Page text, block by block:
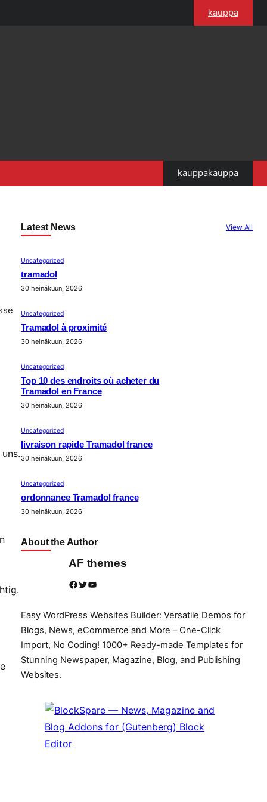
kauppa
kauppakauppa
Latest News View All
Uncategorized
tramadol
30 heinäkuun, 2026
Uncategorized
Tramadol à proximité
30 heinäkuun, 2026
Uncategorized
Top 10 des endroits où acheter du
Tramadol en France
30 heinäkuun, 2026
Uncategorized
livraison rapide Tramadol france
30 heinäkuun, 2026
Uncategorized
ordonnance Tramadol france
30 heinäkuun, 2026
About the Author
AF themes
Facebook Twitter YouTube
Easy WordPress Websites Builder: Versatile Demos for
Blogs, News, eCommerce and More – One-Click
Import, No Coding! 1000+ Ready-made Templates for
Stunning Newspaper, Magazine, Blog, and Publishing
Websites.